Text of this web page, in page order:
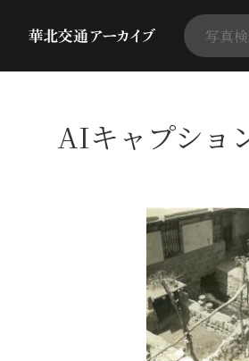
AIキャプショ